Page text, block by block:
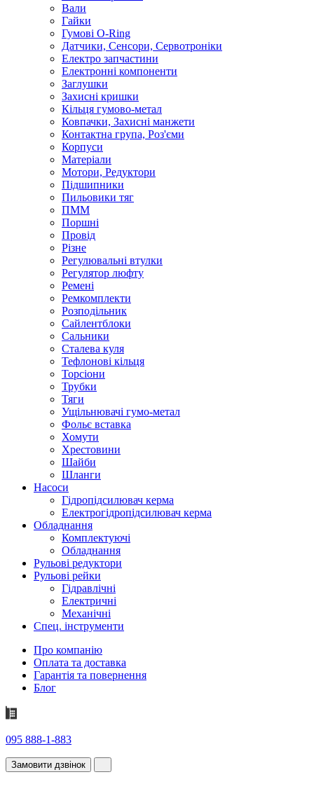
Вали
Гайки
Гумові O-Ring
Датчики, Сенсори, Сервотроніки
Електро запчастини
Електронні компоненти
Заглушки
Захисні кришки
Кільця гумово-метал
Ковпачки, Захисні манжети
Контактна група, Роз'єми
Корпуси
Матеріали
Мотори, Редуктори
Підшипники
Пильовики тяг
ПММ
Поршні
Провід
Різне
Регулювальні втулки
Регулятор люфту
Ремені
Ремкомплекти
Розподільник
Сайлентблоки
Сальники
Сталева куля
Тефлонові кільця
Торсіони
Трубки
Тяги
Ущільнювачі гумо-метал
Фольє вставка
Хомути
Хрестовини
Шайби
Шланги
Насоси
Гідропідсилювач керма
Електрогідропідсилювач керма
Обладнання
Комплектуючі
Обладнання
Рульові редуктори
Рульові рейки
Гідравлічні
Електричні
Механічні
Спец. інструменти
Про компанію
Оплата та доставка
Гарантія та повернення
Блог
095 888-1-883
Замовити дзвінок